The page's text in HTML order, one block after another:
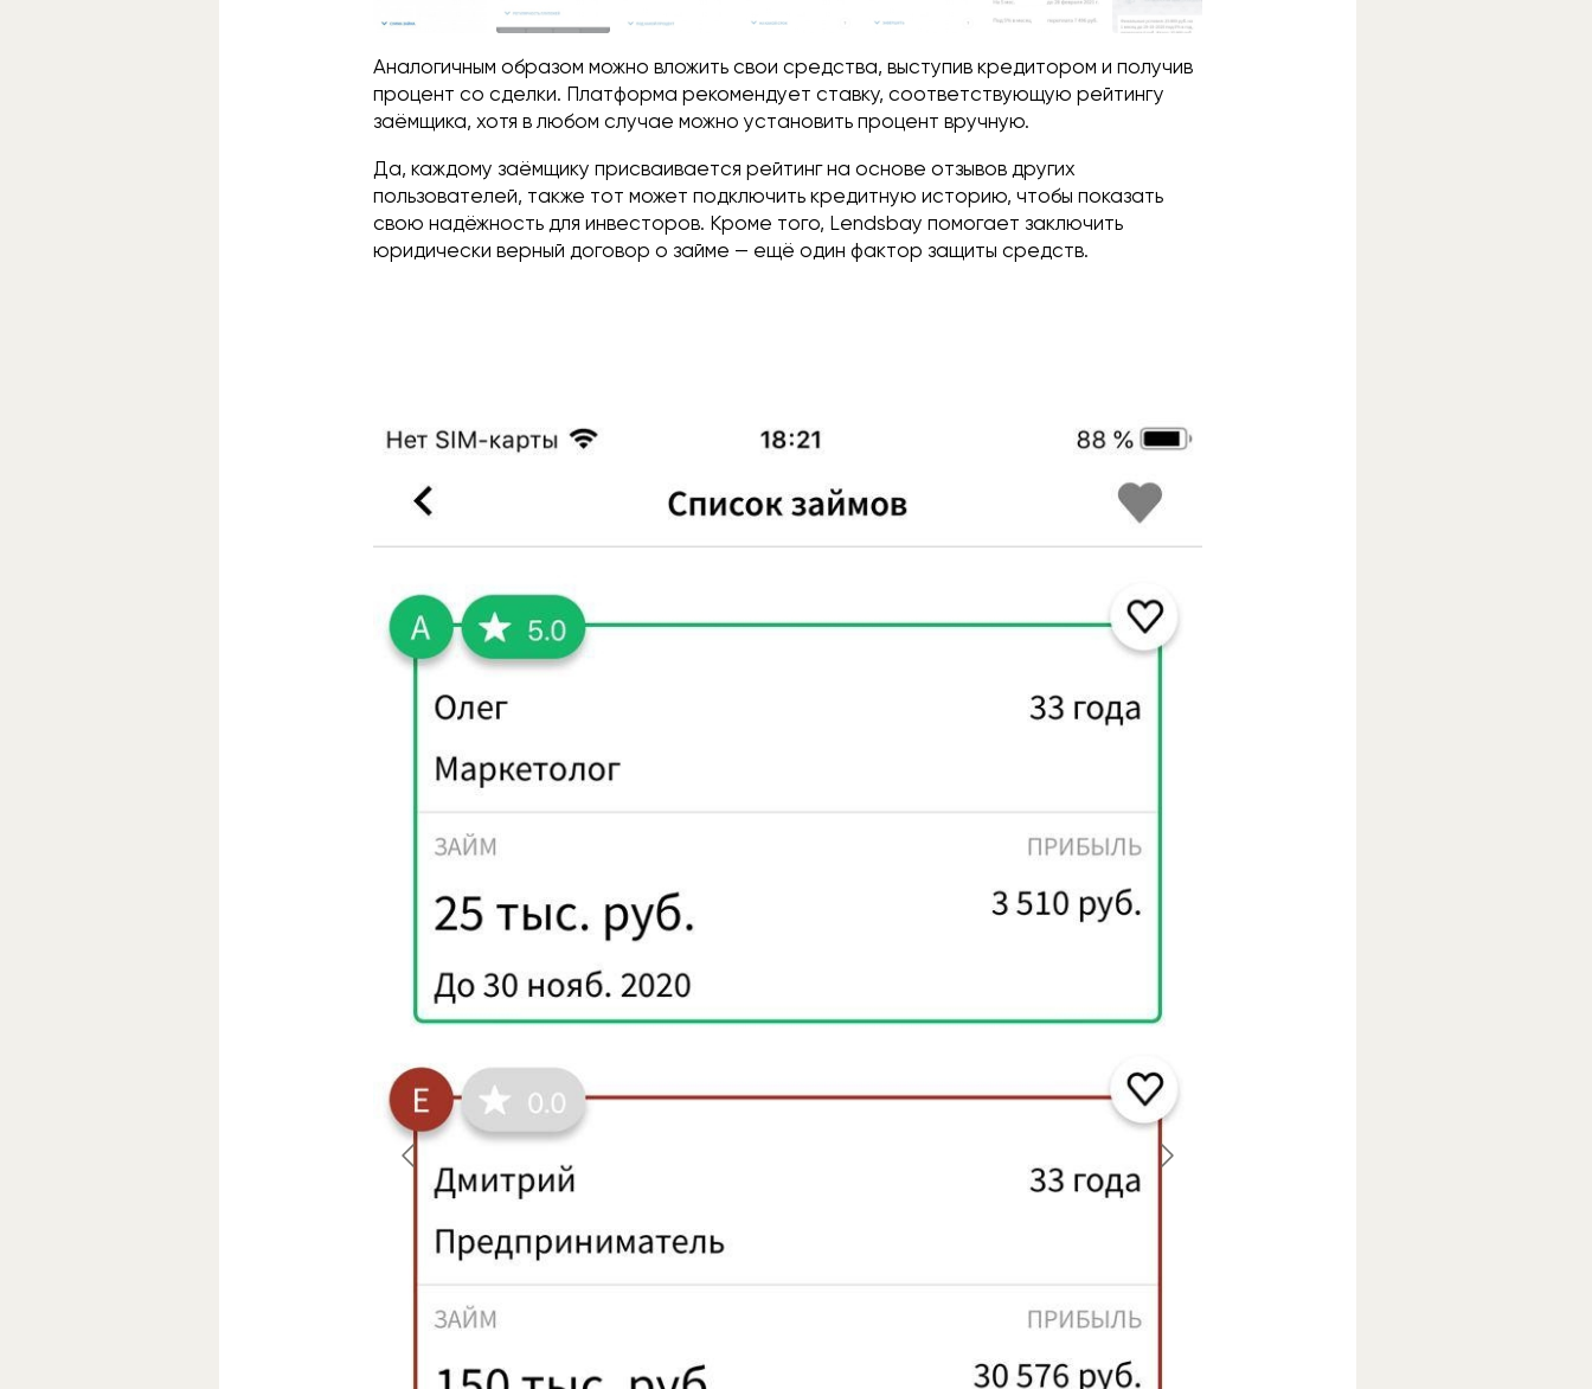
Аналогичным образом можно вложить свои средства, выступив кредитором и получив
процент со сделки. Платформа рекомендует ставку, соответствующую рейтингу
заёмщика, хотя в любом случае можно установить процент вручную.
Да, каждому заёмщику присваивается рейтинг на основе отзывов других
пользователей, также тот может подключить кредитную историю, чтобы показать
свою надёжность для инвесторов. Кроме того, Lendsbay помогает заключить
юридически верный договор о займе — ещё один фактор защиты средств.